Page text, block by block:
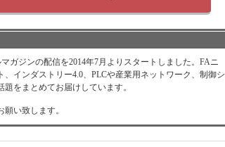
ガジンの配信を2014年7月よりスタートしました。FAニ
インダストリー4.0、PLCや産業用ネットワーク、制御シ
をまとめてお届けしています。
願い致します。